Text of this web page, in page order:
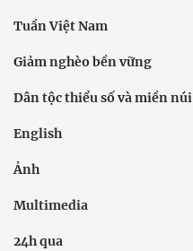
Tuần Việt Nam
Giảm nghèo bền vững
Dân tộc thiểu số và miền núi
English
Ảnh
Multimedia
24h qua